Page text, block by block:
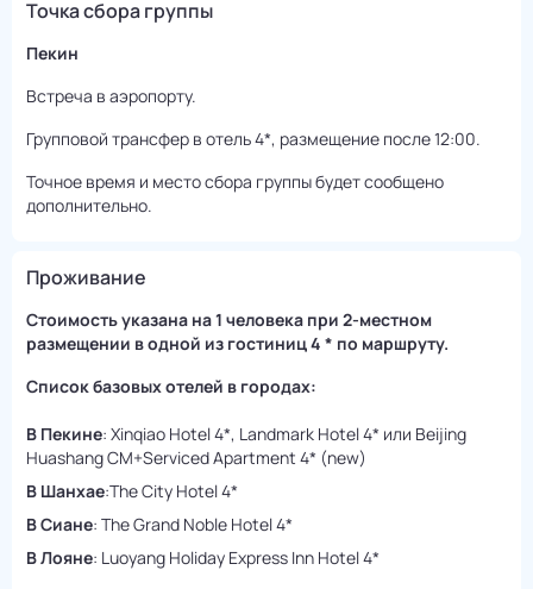
Точка сбора группы
Пекин
Встреча в аэропорту.
Групповой трансфер в отель 4*, размещение после 12:00.
Точное время и место сбора группы будет сообщено
дополнительно.
Проживание
Стоимость указана на 1 человека при 2-местном
размещении в одной из гостиниц 4 * по маршруту.
Список базовых отелей в городах:
В Пекине: Xinqiao Hotel 4*, Landmark Hotel 4* или Beijing
Huashang CM+Serviced Apartment 4* (new)
В Шанхае:The City Hotel 4*
В Сиане: The Grand Noble Hotel 4*
В Лояне: Luoyang Holiday Express Inn Hotel 4*